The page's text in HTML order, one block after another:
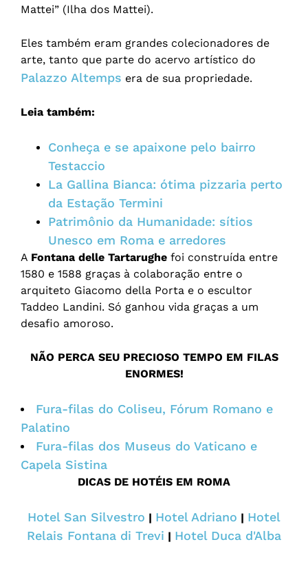
Mattei” (Ilha dos Mattei).
Eles também eram grandes colecionadores de
arte, tanto que parte do acervo artístico do
Palazzo Altemps era de sua propriedade.
Leia também:
Conheça e se apaixone pelo bairro
Testaccio
La Gallina Bianca: ótima pizzaria perto
da Estação Termini
Patrimônio da Humanidade: sítios
Unesco em Roma e arredores
A Fontana delle Tartarughe foi construída entre
1580 e 1588 graças à colaboração entre o
arquiteto Giacomo della Porta e o escultor
Taddeo Landini. Só ganhou vida graças a um
desafio amoroso.
NÃO PERCA SEU PRECIOSO TEMPO EM FILAS
ENORMES!
Fura-filas do Coliseu, Fórum Romano e
Palatino
Fura-filas dos Museus do Vaticano e
Capela Sistina
DICAS DE HOTÉIS EM ROMA
Hotel San Silvestro | Hotel Adriano | Hotel
Relais Fontana di Trevi | Hotel Duca d'Alba